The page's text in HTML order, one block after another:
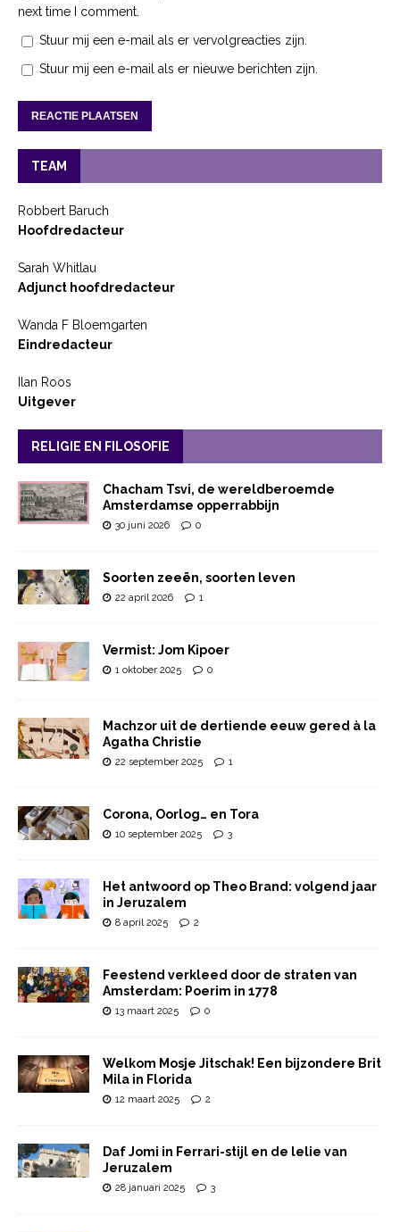
next time I comment.
Stuur mij een e-mail als er vervolgreacties zijn.
Stuur mij een e-mail als er nieuwe berichten zijn.
TEAM
Robbert Baruch
Hoofdredacteur
Sarah Whitlau
Adjunct hoofdredacteur
Wanda F Bloemgarten
Eindredacteur
Ilan Roos
Uitgever
RELIGIE EN FILOSOFIE
Chacham Tsvi, de wereldberoemde
Amsterdamse opperrabbijn
30 juni 2026 0
Soorten zeeën, soorten leven
22 april 2026 1
Vermist: Jom Kipoer
1 oktober 2025 0
Machzor uit de dertiende eeuw gered à la
Agatha Christie
22 september 2025 1
Corona, Oorlog… en Tora
10 september 2025 3
Het antwoord op Theo Brand: volgend jaar
in Jeruzalem
8 april 2025 2
Feestend verkleed door de straten van
Amsterdam: Poerim in 1778
13 maart 2025 0
Welkom Mosje Jitschak! Een bijzondere Brit
Mila in Florida
12 maart 2025 2
Daf Jomi in Ferrari-stijl en de lelie van
Jeruzalem
28 januari 2025 3